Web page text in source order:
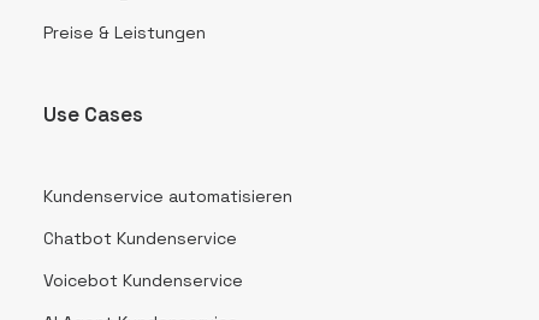
Preise & Leistungen
Use Cases
Kundenservice automatisieren
Chatbot Kundenservice
Voicebot Kundenservice